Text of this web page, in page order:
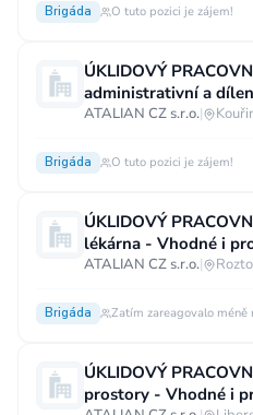
Brigáda O tuto pozici je zájem!
ÚKLIDOVÝ
administrativní a
DOBĚ DOVOLENÉ
ATALIAN CZ s.r.o.|
Brigáda O tuto pozici je zájem!
ÚKLIDOVÝ
lékárna - Vhodné i
ATALIAN CZ s.r.o.|
Brigáda Zatím zareagovalo méně
ÚKLIDOVÝ
prostory - Vhodné i